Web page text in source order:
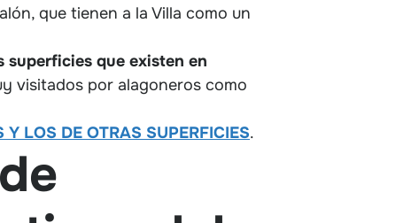
que tienen a la Villa como un
superficies que existen en
visitados por alagoneros como
LOS DE OTRAS SUPERFICIES.